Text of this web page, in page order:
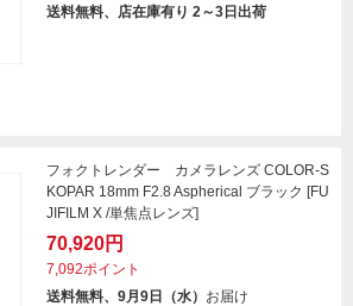
送料無料、店在庫有り 2～3日出荷
フォクトレンダー カメラレンズ COLOR-S
KOPAR 18mm F2.8 Aspherical ブラック [FU
JIFILM X /単焦点レンズ]
70,920円
7,092ポイント
送料無料、9月9日（水） お届け